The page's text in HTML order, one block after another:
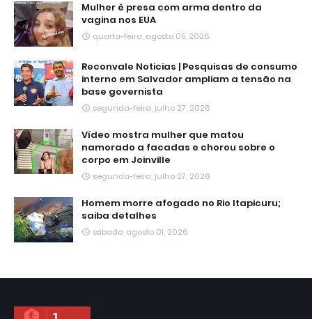
Mulher é presa com arma dentro da
vagina nos EUA
quarta-feira, agosto 05, 2026
Reconvale Noticias | Pesquisas de consumo
interno em Salvador ampliam a tensão na
base governista
segunda-feira, julho 27, 2026
Vídeo mostra mulher que matou
namorado a facadas e chorou sobre o
corpo em Joinville
segunda-feira, julho 27, 2026
Homem morre afogado no Rio Itapicuru;
saiba detalhes
sábado, agosto 01, 2026